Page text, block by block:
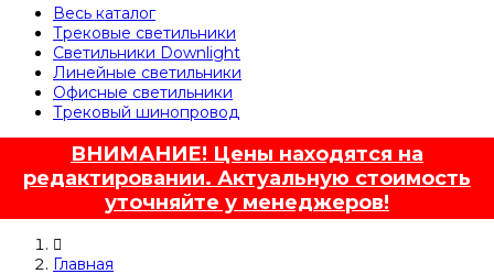
Весь каталог
Трековые светильники
Светильники Downlight
Линейные светильники
Офисные светильники
Трековый шинопровод
ВНИМАНИЕ! Цены находятся на
редактировании. Актуальную стоимость
уточняйте у менеджеров!
Главная